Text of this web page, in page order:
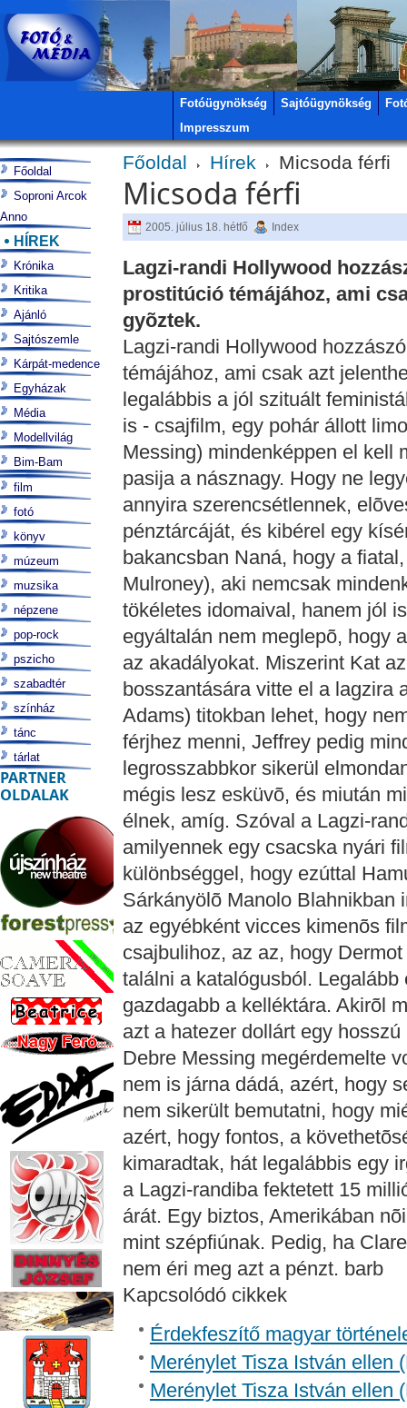
Fotóügynökség Sajtóügynökség
Impresszum
Főoldal Hírek Micsoda férfi
Micsoda férfi
2005. július 18. hétfő Index
Lagzi-randi Hollywood
prostitúció témájához, ami
gyõztek.
Lagzi-randi Hollywood
témájához, ami csak azt
legalábbis a jól szituált
is - csajfilm, egy pohár állott
Messing) mindenképpen el kell
pasija a násznagy. Hogy ne
annyira szerencsétlennek,
pénztárcáját, és kibérel egy
bakancsban Naná, hogy a
Mulroney), aki nemcsak
tökéletes idomaival, hanem jól
egyáltalán nem meglepõ, hogy
az akadályokat. Miszerint Kat
bosszantására vitte el a lagzira
Adams) titokban lehet, hogy
férjhez menni, Jeffrey pedig
legrosszabbkor sikerül
mégis lesz esküvõ, és miután
élnek, amíg. Szóval a Lagzi-
amilyennek egy csacska nyári
különbséggel, hogy ezúttal
Sárkányölõ Manolo Blahnikban
az egyébként vicces kimenõs
csajbulihoz, az az, hogy
találni a katalógusból.
gazdagabb a kelléktára. Akirõl
azt a hatezer dollárt egy
Debre Messing megérdemelte
nem is járna dádá, azért, hogy
nem sikerült bemutatni, hogy
azért, hogy fontos, a
kimaradtak, hát legalábbis egy
a Lagzi-randiba fektetett 15
árát. Egy biztos, Amerikában
mint szépfiúnak. Pedig, ha
nem éri meg azt a pénzt. barb
Kapcsolódó cikkek
Érdekfeszítő magyar
Merénylet Tisza István ellen
Merénylet Tisza István ellen
Főoldal
Soproni Arcok
Anno
HÍREK
Krónika
Kritika
Ajánló
Sajtószemle
Kárpát-medence
Egyházak
Média
Modellvilág
Bim-Bam
film
fotó
könyv
múzeum
muzsika
népzene
pop-rock
pszicho
szabadtér
színház
tánc
tárlat
PARTNER
OLDALAK